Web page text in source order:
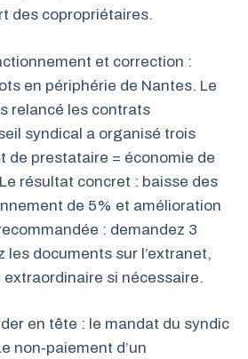
des copropriétaires.
et correction :
en périphérie de Nantes. Le
relancé les contrats
syndical a organisé trois
de prestataire = économie de
résultat concret : baisse des
de 5% et amélioration
: demandez 3
les documents sur l’extranet,
extraordinaire si nécessaire.
en tête : le mandat du syndic
non‑paiement d’un